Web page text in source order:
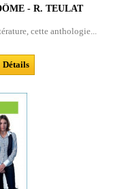
- R. TEULAT
cette anthologie...
Détails